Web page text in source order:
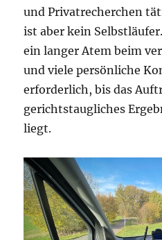
und Privatrecherchen
ist aber kein
ein langer Atem beim
und viele persönliche
erforderlich, bis das
gerichtstaugliches
liegt.